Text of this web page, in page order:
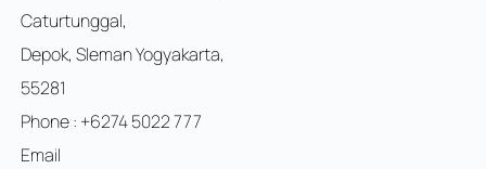
Caturtunggal,
Depok, Sleman Yogyakarta,
55281
Phone : +6274 5022 777
Email